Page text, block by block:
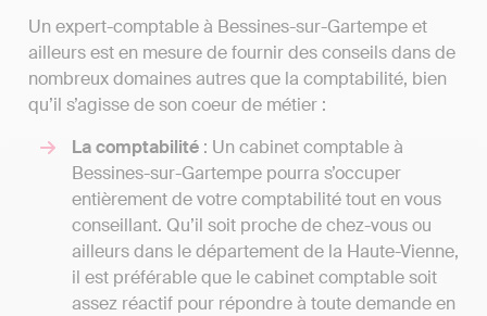
Un expert-comptable à Bessines-sur-Gartempe et
ailleurs est en mesure de fournir des conseils dans de
nombreux domaines autres que la comptabilité, bien
qu’il s’agisse de son coeur de métier :
La comptabilité : Un cabinet comptable à
Bessines-sur-Gartempe pourra s’occuper
entièrement de votre comptabilité tout en vous
conseillant. Qu’il soit proche de chez-vous ou
ailleurs dans le département de la Haute-Vienne,
il est préférable que le cabinet comptable soit
assez réactif pour répondre à toute demande en